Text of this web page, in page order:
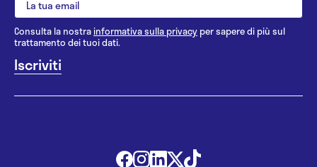
Consulta la nostrainformativa sulla privacy per sapere di più sul
trattamento dei tuoi dati.